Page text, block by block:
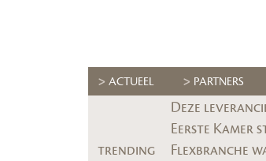
ACTUEEL PARTNERS
trending
Deze
Eerste Kamer
Flexbranche